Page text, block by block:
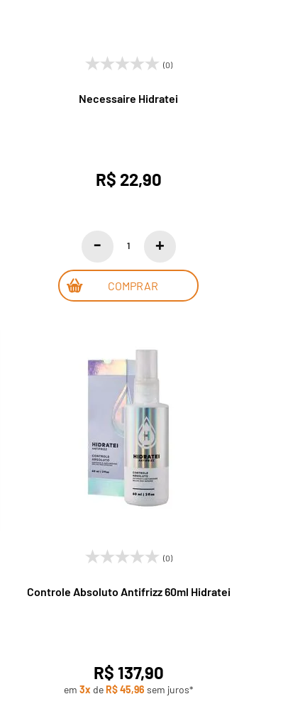
(0)
Necessaire Hidratei
R$ 22,90
COMPRAR
(0)
Controle Absoluto Antifrizz 60ml Hidratei
R$ 137,90
em 3x deR$ 45,96 sem juros*